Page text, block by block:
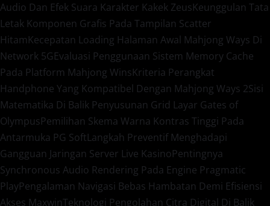
Audio Dan Efek Suara Karakter Kakek ZeusKeunggulan Tata
Letak Komponen Grafis Pada Tampilan Scatter
HitamKecepatan Loading Halaman Awal Mahjong Ways Di
Network 5GEvaluasi Penggunaan Sistem Memory Cache
Pada Platform Mahjong WinsKriteria Perangkat
Handphone Yang Kompatibel Dengan Mahjong Ways 2Sisi
Matematika Di Balik Penyusunan Grid Layar Gates of
OlympusPemilihan Skema Warna Kontras Tinggi Pada
Antarmuka PG SoftLangkah Preventif Menghadapi
Gangguan Jaringan Server Live KasinoPentingnya
Synchronous Audio Rendering Pada Engine Pragmatic
PlayPengalaman Navigasi Bebas Hambatan Demi Efisiensi
Akses MaxwinTeknologi Pengolahan Citra Digital Di Balik